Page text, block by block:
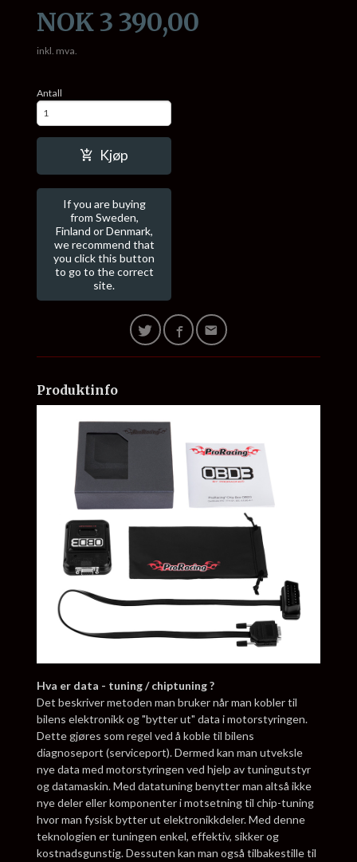
Pris
NOK 3 390,00
inkl. mva.
Antall
Kjøp
If you are buying
from Sweden,
Finland or Denmark,
we recommend that
you click this button
to go to the correct
site.
Produktinfo
Hva er data - tuning / chiptuning ?
Det beskriver metoden man bruker når man kobler til
bilens elektronikk og "bytter ut" data i motorstyringen.
Dette gjøres som regel ved å koble til bilens
diagnoseport (serviceport). Dermed kan man utveksle
nye data med motorstyringen ved hjelp av tuningutstyr
og datamaskin. Med datatuning benytter man altså ikke
nye deler eller komponenter i motsetning til chip-tuning
hvor man fysisk bytter ut elektronikkdeler. Med denne
teknologien er tuningen enkel, effektiv, sikker og
kostnadsgunstig. Dessuten kan man også tilbakestille til